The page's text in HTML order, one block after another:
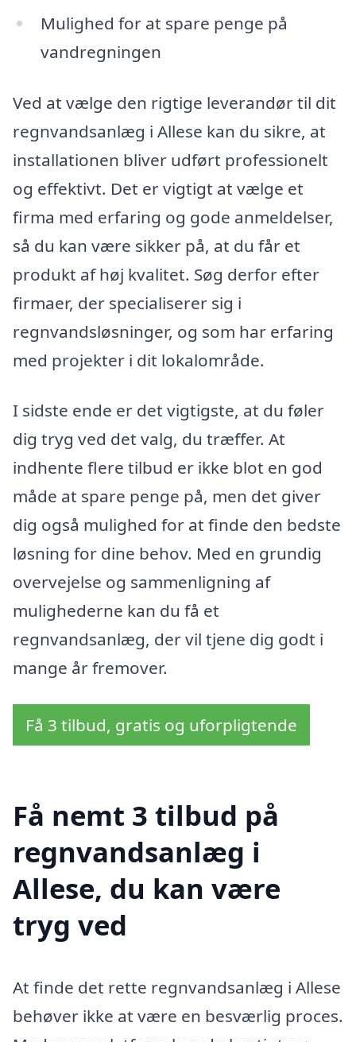
Mulighed for at spare penge på
vandregningen
Ved at vælge den rigtige leverandør til dit
regnvandsanlæg i Allese kan du sikre, at
installationen bliver udført professionelt
og effektivt. Det er vigtigt at vælge et
firma med erfaring og gode anmeldelser,
så du kan være sikker på, at du får et
produkt af høj kvalitet. Søg derfor efter
firmaer, der specialiserer sig i
regnvandsløsninger, og som har erfaring
med projekter i dit lokalområde.
I sidste ende er det vigtigste, at du føler
dig tryg ved det valg, du træffer. At
indhente flere tilbud er ikke blot en god
måde at spare penge på, men det giver
dig også mulighed for at finde den bedste
løsning for dine behov. Med en grundig
overvejelse og sammenligning af
mulighederne kan du få et
regnvandsanlæg, der vil tjene dig godt i
mange år fremover.
Få 3 tilbud, gratis og uforpligtende
Få nemt 3 tilbud på
regnvandsanlæg i
Allese, du kan være
tryg ved
At finde det rette regnvandsanlæg i Allese
behøver ikke at være en besværlig proces.